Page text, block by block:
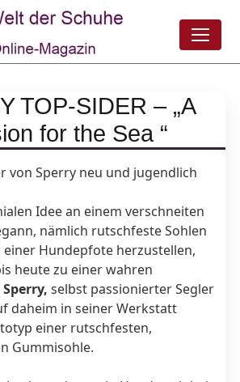
TOP-SIDER – „A
for the Sea “
Idee an einem verschneiten
nämlich rutschfeste Sohlen
Hundepfote herzustellen,
heute zu einer wahren
Sperry, selbst passionierter Segler
daheim in seiner Werkstatt
einer rutschfesten,
Gummisohle.